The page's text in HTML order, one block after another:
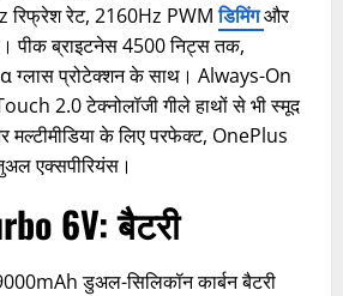
रिफ्रेश रेट, 2160Hz PWMडिमिंगऔर
पीक ब्राइटनेस 4500 निट्स तक,
प्रोटेक्शन के साथ। Always-On
2.0 टेक्नोलॉजी गीले हाथों से भी स्मूद
मल्टीमीडिया के लिए परफेक्ट, OnePlus
एक्सपीरियंस।
6V: बैटरी
डुअल-सिलिकॉन कार्बन बैटरी